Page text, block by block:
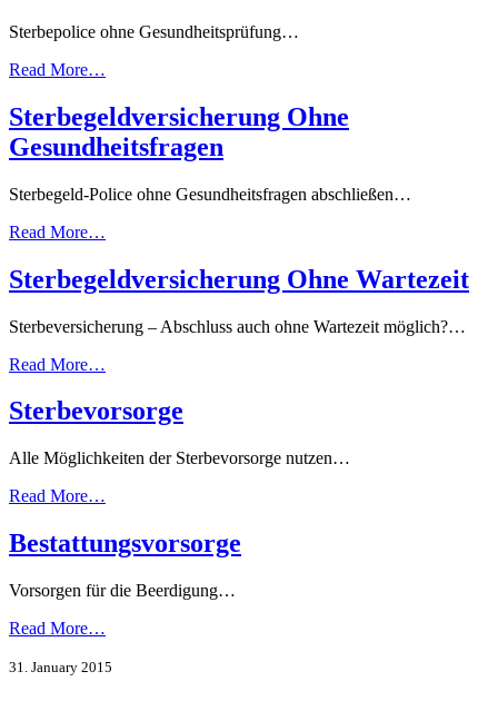
Sterbepolice ohne Gesundheitsprüfung…
Read More…
Sterbegeldversicherung Ohne
Gesundheitsfragen
Sterbegeld-Police ohne Gesundheitsfragen abschließen…
Read More…
Sterbegeldversicherung Ohne Wartezeit
Sterbeversicherung – Abschluss auch ohne Wartezeit möglich?…
Read More…
Sterbevorsorge
Alle Möglichkeiten der Sterbevorsorge nutzen…
Read More…
Bestattungsvorsorge
Vorsorgen für die Beerdigung…
Read More…
31. January 2015